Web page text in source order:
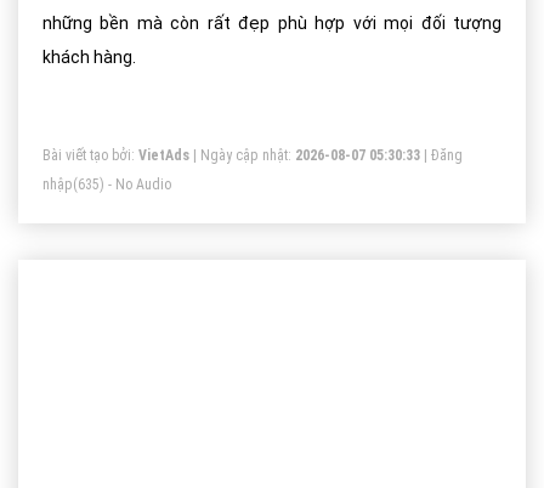
những bền mà còn rất đẹp phù hợp với mọi đối tượng
khách hàng.
Bài viết tạo bởi: VietAds | Ngày cập nhật: 2026-08-07 05:30:33
Đăng
nhập(635) - No Audio